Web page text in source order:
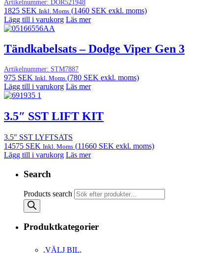
Artikelnummer: DOR521948
1825 SEK Inkl. Moms (1460 SEK exkl. moms)
Lägg till i varukorg Läs mer
Tändkabelsats – Dodge Viper Gen 3
Artikelnummer: STM7887
975 SEK Inkl. Moms (780 SEK exkl. moms)
Lägg till i varukorg Läs mer
3.5″ SST LIFT KIT
3.5" SST LYFTSATS
14575 SEK Inkl. Moms (11660 SEK exkl. moms)
Lägg till i varukorg Läs mer
Search
Products search
Produktkategorier
.VÄLJ BIL.